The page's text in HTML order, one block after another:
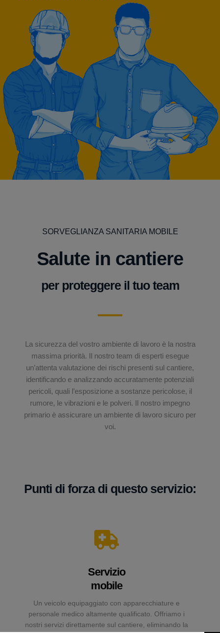
SORVEGLIANZA SANITARIA MOBILE
Salute in cantiere
per proteggere il tuo team
La sicurezza del vostro ambiente di lavoro è la nostra
massima priorità. Il nostro team di esperti esegue
un’attenta valutazione dei rischi presenti sul cantiere,
identificando e analizzando accuratamente potenziali
pericoli, quali l’esposizione a sostanze pericolose, il
rumore, le vibrazioni e le polveri. Il nostro impegno
primario è assicurare un ambiente di lavoro sicuro per
voi.
Punti di forza di questo servizio:
Servizio
mobile
Un veicolo equipaggiato con apparecchiature e
personale medico altamente qualificato. Offriamo i
nostri servizi direttamente sul cantiere, eliminando la